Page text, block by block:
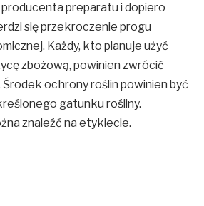
preparatu i dopiero
się przekroczenie progu
Każdy, kto planuje użyć
zbożową, powinien zwrócić
ochrony roślin powinien być
gatunku rośliny.
znaleźć na etykiecie.